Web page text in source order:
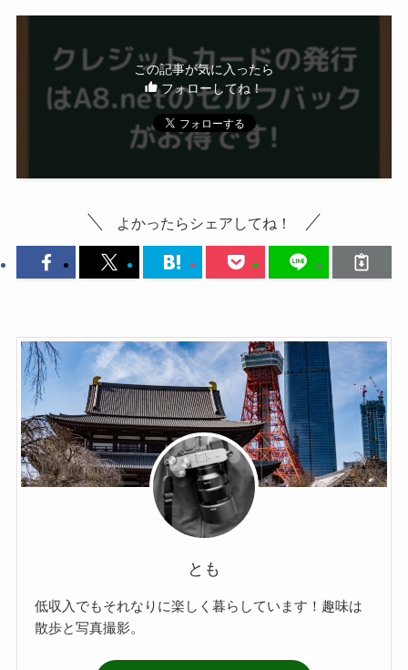
この記事が気に入ったら
フォローしてね！
よかったらシェアしてね！
とも
低収入でもそれなりに楽しく暮らしています！趣味は
散歩と写真撮影。